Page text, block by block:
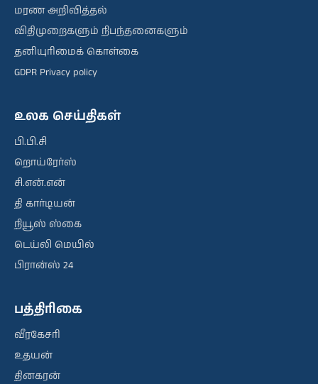
மரண அறிவித்தல்
விதிமுறைகளும் நிபந்தனைகளும்
தனியுரிமைக் கொள்கை
GDPR Privacy policy
உலக செய்திகள்
பி.பி.சி
றொய்ரேர்ஸ்
சி.என்.என்
தி கார்டியன்
நியூஸ் ஸ்கை
டெய்லி மெயில்
பிரான்ஸ் 24
பத்திரிகை
வீரகேசரி
உதயன்
தினகரன்